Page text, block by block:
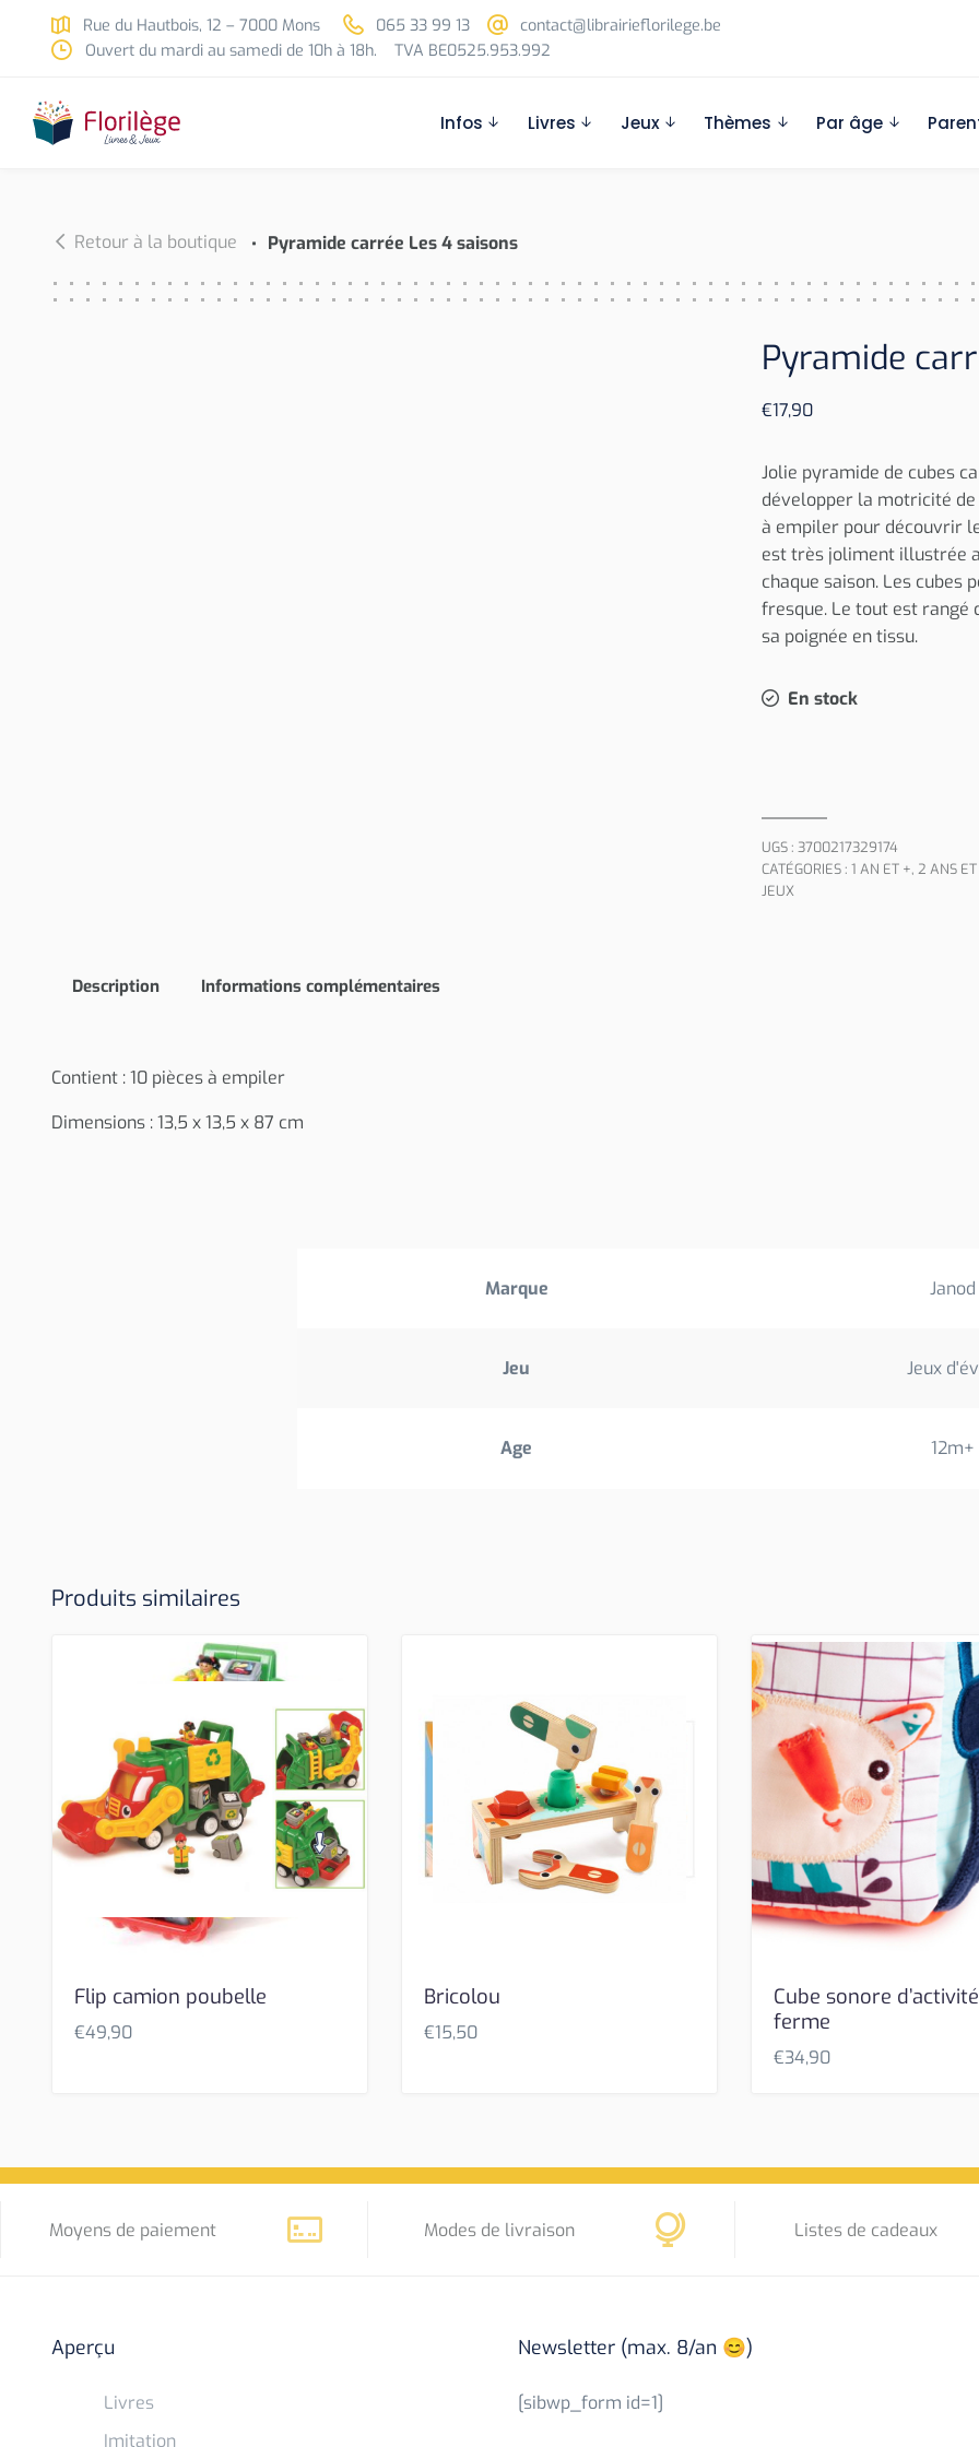
Skip to main content
Rue du Hautbois, 12 – 7000 Mons 065 33 99 13
contact@librairieflorilege.be
Ouvert du mardi au samedi de 10h à 18h.
TVA BE0525.953.992
Infos Livres Jeux Thèmes Par âge
Retour à la boutique Pyramide carrée Les 4 saisons
Pyramide
€17,90
Jolie pyramide de cubes
développer la motricité de
à empiler pour découvrir
est très joliment illustrée
chaque saison. Les cubes
fresque. Le tout est
sa poignée en tissu.
En stock
UGS : 3700217329174
CATÉGORIES : 1 AN ET +, 2 ANS
JEUX
Description Informations complémentaires
Contient : 10 pièces à empiler
Dimensions : 13,5 x 13,5 x 87 cm
Marque Janod
Jeu Jeux
Age 12m+
Produits similaires
Flip camion poubelle
€49,90
Bricolou
€15,50
Cube sonore
ferme
€34,90
Moyens de paiement Modes de livraison Listes de cadeaux
Aperçu
Livres
Imitation
Newsletter (max. 8/an 😊)
[sibwp_form id=1]